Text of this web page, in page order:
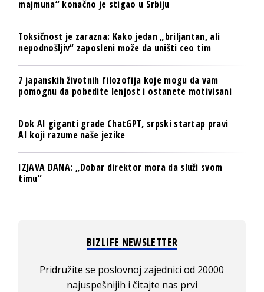
majmuna“ konačno je stigao u Srbiju
Toksičnost je zarazna: Kako jedan „briljantan, ali
nepodnošljiv“ zaposleni može da uništi ceo tim
7 japanskih životnih filozofija koje mogu da vam
pomognu da pobedite lenjost i ostanete motivisani
Dok AI giganti grade ChatGPT, srpski startap pravi
AI koji razume naše jezike
IZJAVA DANA: „Dobar direktor mora da služi svom
timu“
BIZLIFE NEWSLETTER
Pridružite se poslovnoj zajednici od 20000
najuspešnijih i čitajte nas prvi